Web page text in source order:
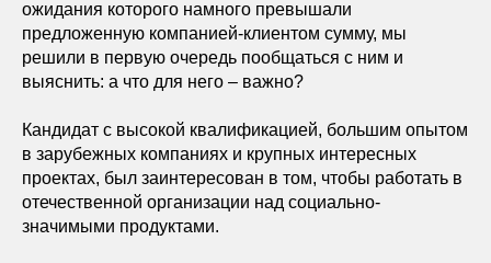
ожидания которого намного превышали
предложенную компанией-клиентом сумму, мы
решили в первую очередь пообщаться с ним и
выяснить: а что для него – важно?
Кандидат с высокой квалификацией, большим опытом
в зарубежных компаниях и крупных интересных
проектах, был заинтересован в том, чтобы работать в
отечественной организации над социально-
значимыми продуктами.